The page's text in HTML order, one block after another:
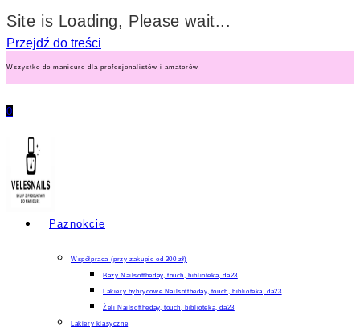
Site is Loading, Please wait...
Przejdź do treści
Wszystko do manicure dla profesjonalistów i amatorów
0
Paznokcie
Współpraca (przy zakupie od 300 zł)
Bazy Nailsoftheday, touch, biblioteka, da23
Lakiery hybrydowe Nailsoftheday, touch, biblioteka, da23
Żeli Nailsoftheday, touch, biblioteka, da23
Lakiery klasyczne